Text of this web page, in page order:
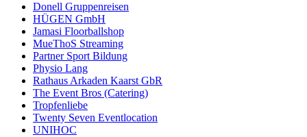
Donell Gruppenreisen
HÜGEN GmbH
Jamasi Floorballshop
MueThoS Streaming
Partner Sport Bildung
Physio Lang
Rathaus Arkaden Kaarst GbR
The Event Bros (Catering)
Tropfenliebe
Twenty Seven Eventlocation
UNIHOC